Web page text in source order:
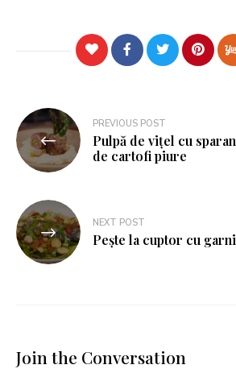
PREVIOUS POST
Pulpă de vițel cu
de cartofi piure
NEXT POST
Pește la cuptor cu
Join the Conversation